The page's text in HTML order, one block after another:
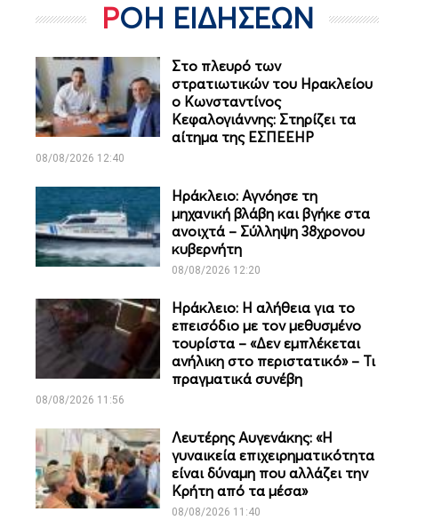
ΡΟΗ ΕΙΔΗΣΕΩΝ
Στο πλευρό των
στρατιωτικών του Ηρακλείου
ο Κωνσταντίνος
Κεφαλογιάννης: Στηρίζει τα
αίτημα της ΕΣΠΕΕΗΡ
08/08/2026 12:40
Ηράκλειο: Αγνόησε τη
μηχανική βλάβη και βγήκε στα
ανοιχτά – Σύλληψη 38χρονου
κυβερνήτη
08/08/2026 12:20
Ηράκλειο: Η αλήθεια για το
επεισόδιο με τον μεθυσμένο
τουρίστα – «Δεν εμπλέκεται
ανήλικη στο περιστατικό» – Τι
πραγματικά συνέβη
08/08/2026 11:56
Λευτέρης Αυγενάκης: «Η
γυναικεία επιχειρηματικότητα
είναι δύναμη που αλλάζει την
Κρήτη από τα μέσα»
08/08/2026 11:40